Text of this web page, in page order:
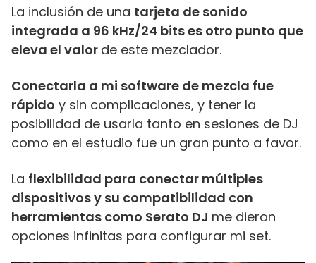
La inclusión de una tarjeta de sonido
integrada a 96 kHz/24 bits es otro punto que
eleva el valor de este mezclador.
Conectarla a mi software de mezcla fue
rápido y sin complicaciones, y tener la
posibilidad de usarla tanto en sesiones de DJ
como en el estudio fue un gran punto a favor.
La flexibilidad para conectar múltiples
dispositivos y su compatibilidad con
herramientas como Serato DJ me dieron
opciones infinitas para configurar mi set.